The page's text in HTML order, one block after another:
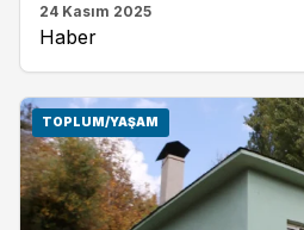
24 Kasım 2025
Haber
TOPLUM/YAŞAM